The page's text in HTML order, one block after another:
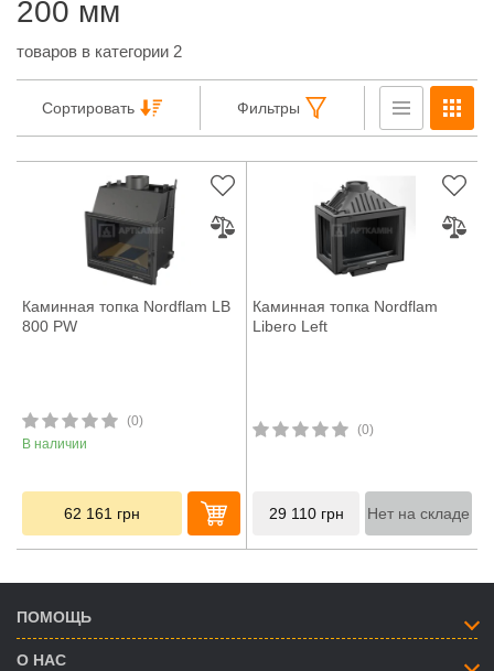
200 мм
товаров в категории 2
Сортировать Фильтры
Каминная топка Nordflam LB
800 PW
(0)
В наличии
62 161 грн
Каминная топка Nordflam
Libero Left
(0)
29 110 грн Нет на складе
ПОМОЩЬ
О НАС